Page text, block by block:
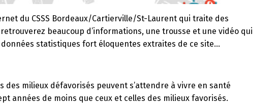
du CSSS Bordeaux/Cartierville/St-Laurent qui traite des
beaucoup d’informations, une trousse et une vidéo qui
données statistiques fort éloquentes extraites de ce site…
des milieux défavorisés peuvent s’attendre à vivre en santé
années de moins que ceux et celles des milieux favorisés.